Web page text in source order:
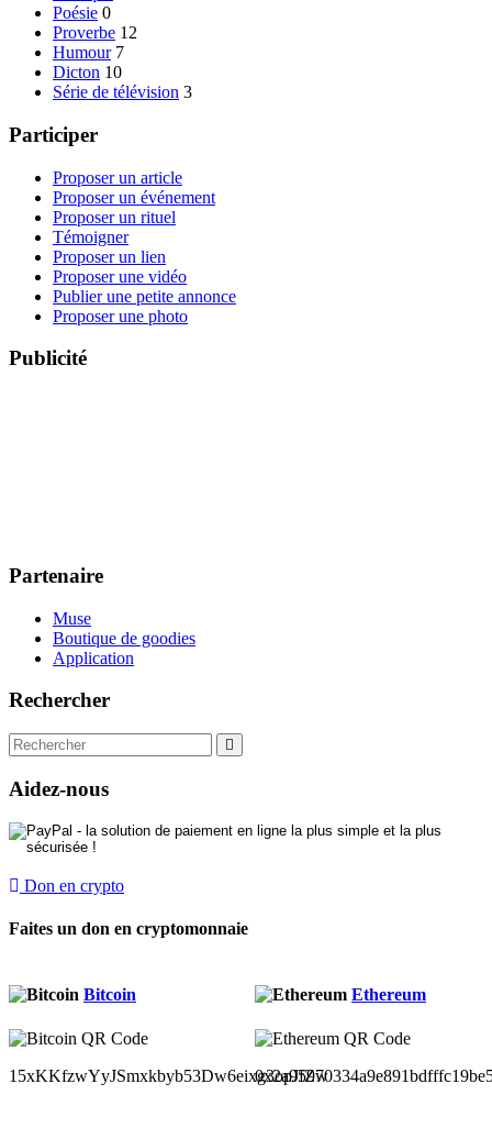
Poésie 0
Proverbe 12
Humour 7
Dicton 10
Série de télévision 3
Participer
Proposer un article
Proposer un événement
Proposer un rituel
Témoigner
Proposer un lien
Proposer une vidéo
Publier une petite annonce
Proposer une photo
Publicité
Partenaire
Muse
Boutique de goodies
Application
Rechercher
Aidez-nous
Don en crypto
Faites un don en cryptomonnaie
Bitcoin
15xKKfzwYyJSmxkbyb53Dw6eixg3opJfZw
Ethereum